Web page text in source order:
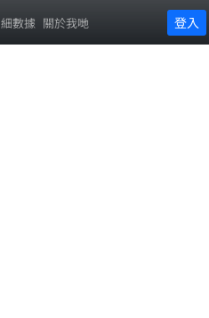
細數據 關於我哋 登入